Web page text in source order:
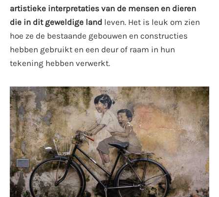
artistieke interpretaties van de mensen en dieren
die in dit geweldige land leven. Het is leuk om zien
hoe ze de bestaande gebouwen en constructies
hebben gebruikt en een deur of raam in hun
tekening hebben verwerkt.